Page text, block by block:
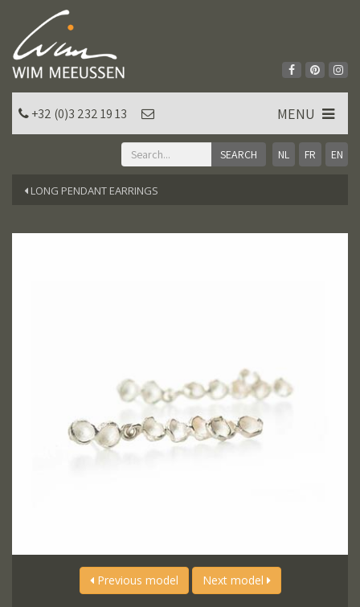
NL FR EN
+32 (0)3 232 19 13 MENU
LONG PENDANT EARRINGS
Previous model Next model